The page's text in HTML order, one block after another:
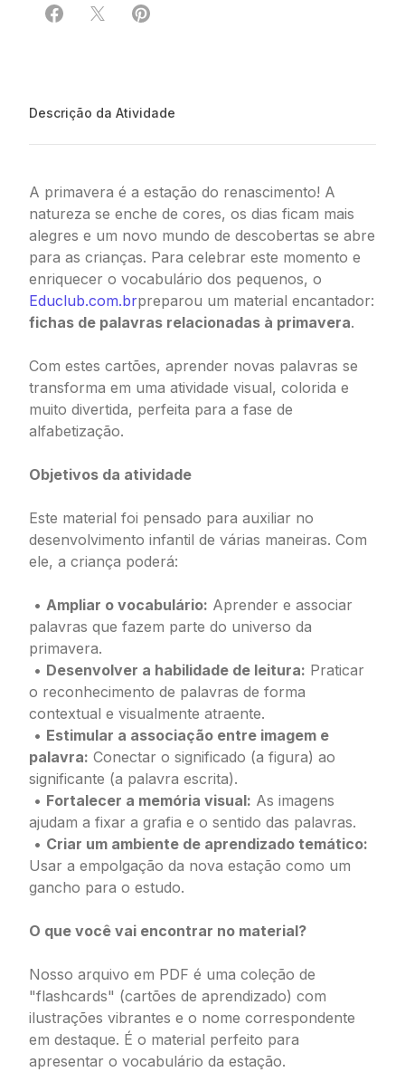
Compartilhar em Facebook
Compartilhar em X
Compartilhar em Pinterest
Descrição da Atividade
A primavera é a estação do renascimento! A
natureza se enche de cores, os dias ficam mais
alegres e um novo mundo de descobertas se abre
para as crianças. Para celebrar este momento e
enriquecer o vocabulário dos pequenos, o
Educlub.com.brpreparou um material encantador:
fichas de palavras relacionadas à primavera.
Com estes cartões, aprender novas palavras se
transforma em uma atividade visual, colorida e
muito divertida, perfeita para a fase de
alfabetização.
Objetivos da atividade
Este material foi pensado para auxiliar no
desenvolvimento infantil de várias maneiras. Com
ele, a criança poderá:
• Ampliar o vocabulário: Aprender e associar
palavras que fazem parte do universo da
primavera.
• Desenvolver a habilidade de leitura: Praticar
o reconhecimento de palavras de forma
contextual e visualmente atraente.
• Estimular a associação entre imagem e
palavra: Conectar o significado (a figura) ao
significante (a palavra escrita).
• Fortalecer a memória visual: As imagens
ajudam a fixar a grafia e o sentido das palavras.
• Criar um ambiente de aprendizado temático:
Usar a empolgação da nova estação como um
gancho para o estudo.
O que você vai encontrar no material?
Nosso arquivo em PDF é uma coleção de
"flashcards" (cartões de aprendizado) com
ilustrações vibrantes e o nome correspondente
em destaque. É o material perfeito para
apresentar o vocabulário da estação.